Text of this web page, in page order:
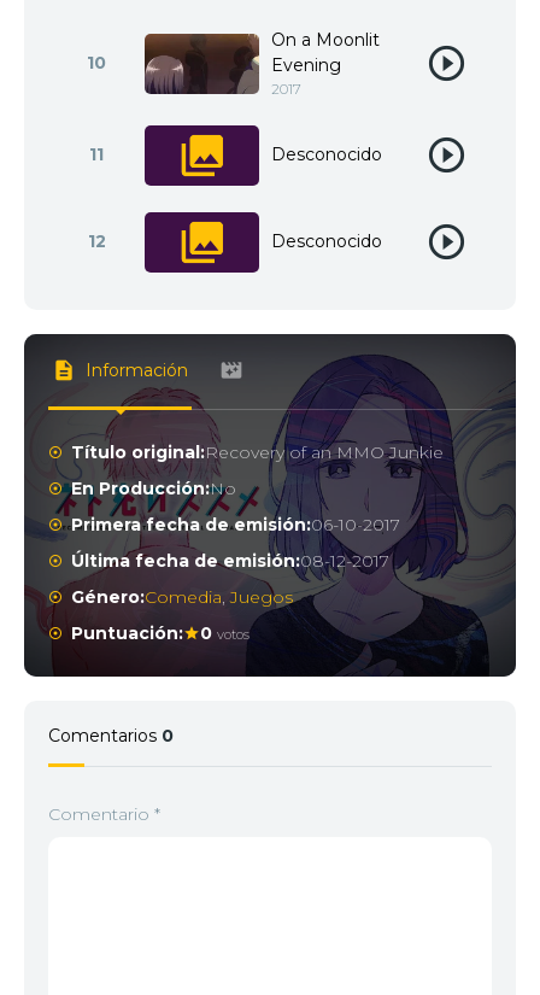
10
On a Moonlit
Evening
2017
11 Desconocido
12 Desconocido
Información
Título original:Recovery of an MMO Junkie
En Producción:No
Primera fecha de emisión:06-10-2017
Última fecha de emisión:08-12-2017
Género:Comedia,Juegos
Puntuación:
0 votos
Comentarios 0
Comentario *